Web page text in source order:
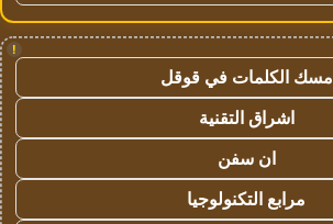
!
مسك الكلمات في قوقل
اشراق التقنية
ان سفن
مرابع التكنولوجيا